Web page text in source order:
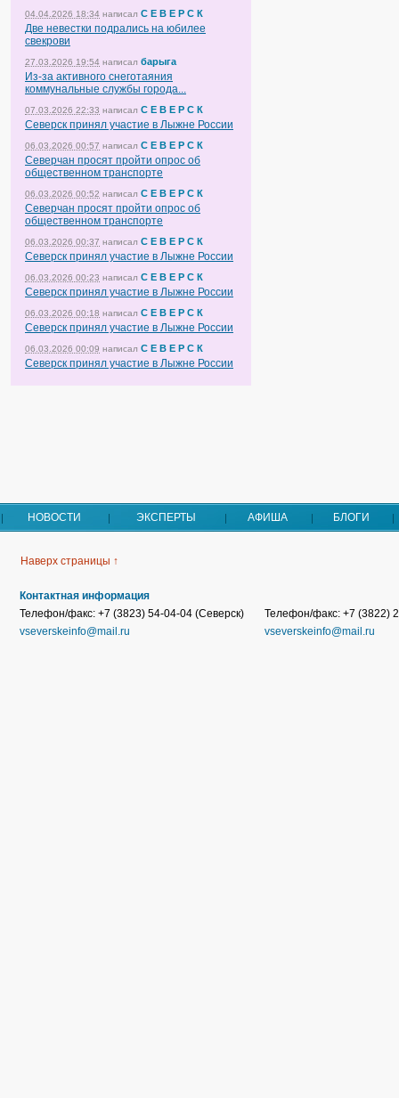
04.04.2026 18:34 написал С Е В Е Р С К
Две невестки подрались на юбилее
свекрови
27.03.2026 19:54 написал барыга
Из-за активного снеготаяния
коммунальные службы города...
07.03.2026 22:33 написал С Е В Е Р С К
Северск принял участие в Лыжне России
06.03.2026 00:57 написал С Е В Е Р С К
Северчан просят пройти опрос об
общественном транспорте
06.03.2026 00:52 написал С Е В Е Р С К
Северчан просят пройти опрос об
общественном транспорте
06.03.2026 00:37 написал С Е В Е Р С К
Северск принял участие в Лыжне России
06.03.2026 00:23 написал С Е В Е Р С К
Северск принял участие в Лыжне России
06.03.2026 00:18 написал С Е В Е Р С К
Северск принял участие в Лыжне России
06.03.2026 00:09 написал С Е В Е Р С К
Северск принял участие в Лыжне России
НОВОСТИ ЭКСПЕРТЫ АФИША БЛОГИ
Наверх страницы ↑
Контактная информация
Телефон/факс: +7 (3823) 54-04-04 (Северск)
vseverskeinfo@mail.ru
Телефон/факс: +7 (3822)
vseverskeinfo@mail.ru